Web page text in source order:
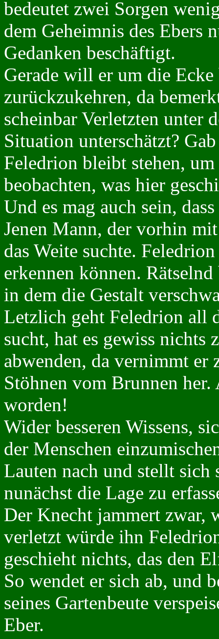
bedeutet zwei Sorgen
dem Geheimnis des Ebers
Gedanken beschäftigt.
Gerade will er um die
zurückzukehren, da
scheinbar Verletzten unter
Situation unterschätzt?
Feledrion bleibt stehen,
beobachten, was hier
Und es mag auch sein,
Jenen Mann, der vorhin
das Weite suchte.
erkennen können.
in dem die Gestalt
Letzlich geht Feledrion all
sucht, hat es gewiss nichts
abwenden, da vernimmt er
Stöhnen vom Brunnen
worden!
Wider besseren Wissens,
der Menschen
Lauten nach und stellt sich
nunächst die Lage zu
Der Knecht jammert zwar,
verletzt würde ihn
geschieht nichts, das den
So wendet er sich ab, und
seines Gartenbeute
Eber.